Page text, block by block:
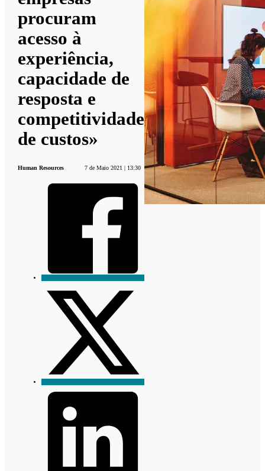
procuram
acesso à
experiência,
capacidade de
resposta e
competitividade
de custos»
Human Resources 7 de Maio 2021 | 13:30